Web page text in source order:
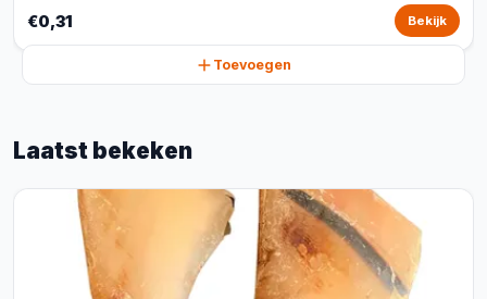
€0,31 Bekijk
Toevoegen
Laatst bekeken